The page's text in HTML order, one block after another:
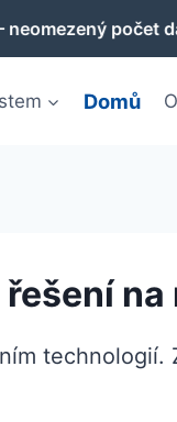
• MCS –
Domů
na
technologií.